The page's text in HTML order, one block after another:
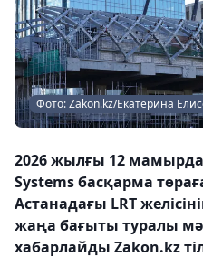
Фото: Zakon.kz/Екатерина
2026 жылғы 12
Systems басқарма
Астанадағы LRT
жаңа бағыты туралы
хабарлайды Zakon.kz